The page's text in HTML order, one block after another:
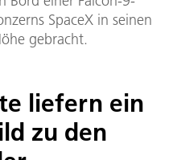
SpaceX in seinen
gebracht.
liefern ein
zu den